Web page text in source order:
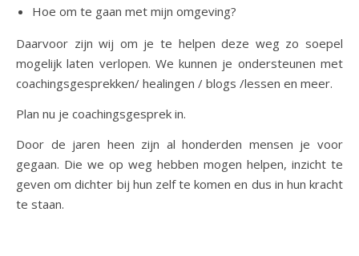
Hoe om te gaan met mijn omgeving?
Daarvoor zijn wij om je te helpen deze weg zo soepel
mogelijk laten verlopen. We kunnen je ondersteunen met
coachingsgesprekken/ healingen / blogs /lessen en meer.
Plan nu je coachingsgesprek in.
Door de jaren heen zijn al honderden mensen je voor
gegaan. Die we op weg hebben mogen helpen, inzicht te
geven om dichter bij hun zelf te komen en dus in hun kracht
te staan.